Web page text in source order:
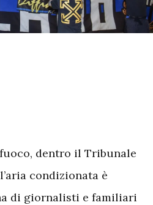
dentro il Tribunale
condizionata è
di giornalisti e familiari